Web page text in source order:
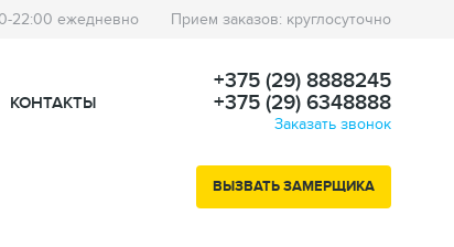
22:00 ежедневно Прием заказов: круглосуточно
КОНТАКТЫ
+375 (29) 8888245
+375 (29) 6348888
Заказать звонок
ВЫЗВАТЬ ЗАМЕРЩИКА